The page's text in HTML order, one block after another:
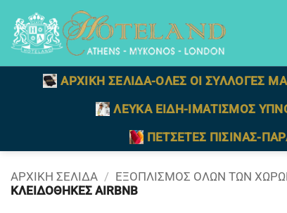
στο
περιεχόμενο
ΑΡΧΙΚΗ ΣΕΛΙΔΑ-ΟΛΕΣ ΟΙ ΣΥΛΛΟΓΕΣ
ΛΕΥΚΑ ΕΙΔΗ-ΙΜΑΤΙΣΜΟΣ
ΠΕΤΣΕΤΕΣ ΠΙΣΙΝΑΣ-
ΑΡΧΙΚΉ ΣΕΛΊΔΑ / ΕΞΟΠΛΙΣΜΟΣ ΟΛΩΝ ΤΩΝ
ΚΛΕΙΔΟΘΗΚΕΣ AIRBNB